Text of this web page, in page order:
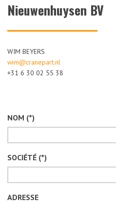
Nieuwenhuysen BV
WIM BEYERS
wim@cranepart.nl
+31 6 30 02 55 38
NOM (*)
SOCIÉTÉ (*)
ADRESSE